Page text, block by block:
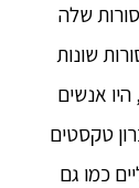
שלה
שונות
אנשים
טקסטים
כמו גם